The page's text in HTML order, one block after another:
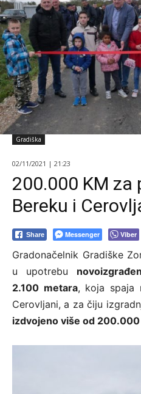
Gradiška
02/11/2021 | 21:23
200.000 KM za
Bereku i
Share Messenger Viber
Gradonačelnik Gradiške
u upotrebu
2.100 metara, koja spaja
Cerovljani, a za čiju
izdvojeno više od 200.000